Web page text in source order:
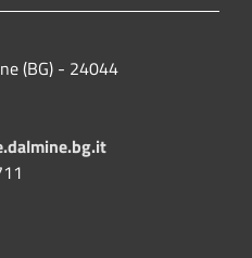
(BG) - 24044